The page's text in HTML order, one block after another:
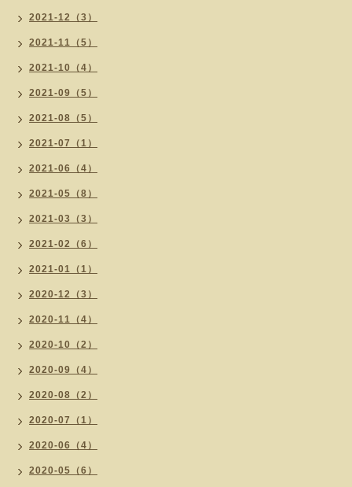
2021-12（3）
2021-11（5）
2021-10（4）
2021-09（5）
2021-08（5）
2021-07（1）
2021-06（4）
2021-05（8）
2021-03（3）
2021-02（6）
2021-01（1）
2020-12（3）
2020-11（4）
2020-10（2）
2020-09（4）
2020-08（2）
2020-07（1）
2020-06（4）
2020-05（6）